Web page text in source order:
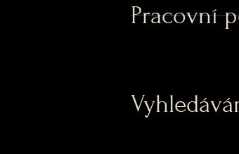
Pracovní